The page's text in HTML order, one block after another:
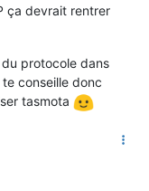
ça devrait rentrer
protocole dans
conseille donc
tasmota